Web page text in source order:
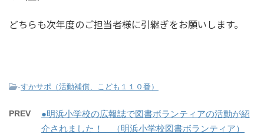
どちらも次年度のご担当者様に引継ぎをお願いします。
-すかサポ（活動補償、こども１１０番）
PREV
●明浜小学校の広報誌で図書ボランティアの活動が紹
介されました！ （明浜小学校図書ボランティア）